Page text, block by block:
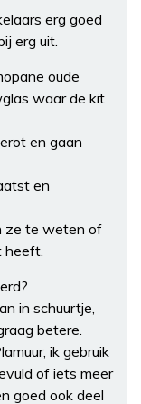
erg goed
erg uit.
oude
waar de kit
en gaan
en
ze te weten of
heeft.
in schuurtje,
betere.
ik gebruik
of iets meer
goed ook deel